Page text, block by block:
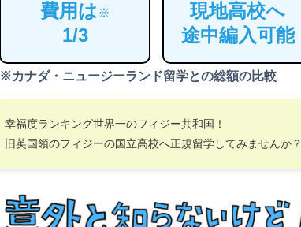
費用は※
1/3
現地高校へ
途中編入可能
※カナダ・ニュージーランド留学との総額の比較
幸福度ランキング世界一のフィジー共和国！
旧英国領のフィジーの国立高校へ正規留学してみませんか？